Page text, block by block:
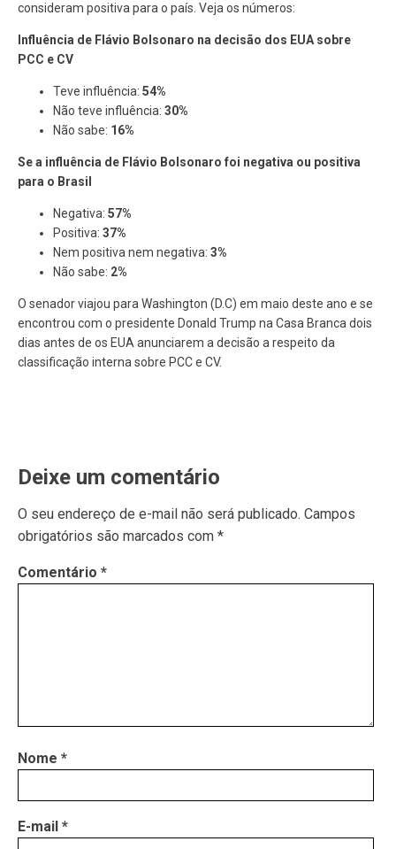
consideram positiva para o país. Veja os números:
Influência de Flávio Bolsonaro na decisão dos EUA sobre
PCC e CV
Teve influência: 54%
Não teve influência: 30%
Não sabe: 16%
Se a influência de Flávio Bolsonaro foi negativa ou positiva
para o Brasil
Negativa: 57%
Positiva: 37%
Nem positiva nem negativa: 3%
Não sabe: 2%
O senador viajou para Washington (D.C) em maio deste ano e se
encontrou com o presidente Donald Trump na Casa Branca dois
dias antes de os EUA anunciarem a decisão a respeito da
classificação interna sobre PCC e CV.
Deixe um comentário
O seu endereço de e-mail não será publicado. Campos
obrigatórios são marcados com *
Comentário *
Nome *
E-mail *